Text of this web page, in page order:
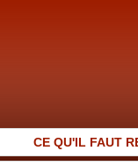
CE QU'IL FAUT